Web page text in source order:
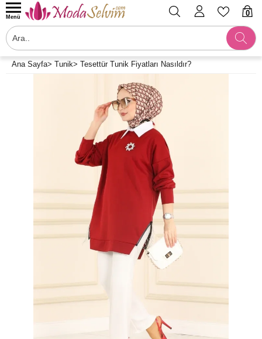
0
Menü
Ana Sayfa> Tunik> Tesettür Tunik Fiyatları Nasıldır?